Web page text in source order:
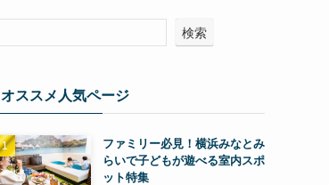
検索
オススメ人気ページ
ファミリー必見！横浜みなとみ
らいで子どもが遊べる室内スポ
ット特集